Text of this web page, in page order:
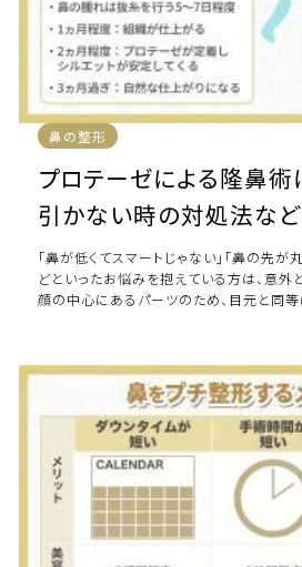
鼻の整形
プロテーゼによる隆鼻
引かない時の対処法な
「鼻が低くてスマートじゃない」「鼻の先が
どといったお悩みを抱えている方は、意外
顔の中心にあるパーツのため、目元と同等